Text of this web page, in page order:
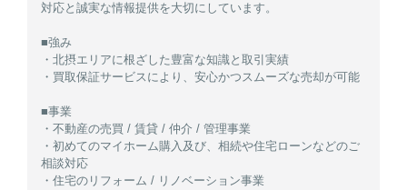
対応と誠実な情報提供を大切にしています。
■強み
・北摂エリアに根ざした豊富な知識と取引実績
・買取保証サービスにより、安心かつスムーズな売却が可能
■事業
・不動産の売買 / 賃貸 / 仲介 / 管理事業
・初めてのマイホーム購入及び、相続や住宅ローンなどのご
相談対応
・住宅のリフォーム / リノベーション事業